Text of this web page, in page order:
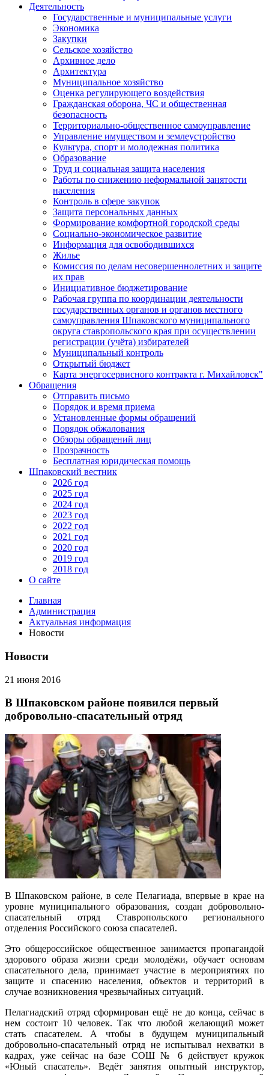
Деятельность
Государственные и муниципальные услуги
Экономика
Закупки
Сельское хозяйство
Архивное дело
Архитектура
Муниципальное хозяйство
Оценка регулирующего воздействия
Гражданская оборона, ЧС и общественная
безопасность
Территориально-общественное самоуправление
Управление имуществом и землеустройство
Культура, спорт и молодежная политика
Образование
Труд и социальная защита населения
Работы по снижению неформальной занятости
населения
Контроль в сфере закупок
Защита персональных данных
Формирование комфортной городской среды
Социально-экономическое развитие
Информация для освободившихся
Жилье
Комиссия по делам несовершеннолетних и защите
их прав
Инициативное бюджетирование
Рабочая группа по координации деятельности
государственных органов и органов местного
самоуправления Шпаковского муниципального
округа ставропольского края при осуществлении
регистрации (учёта) избирателей
Муниципальный контроль
Открытый бюджет
Карта энергосервисного контракта г. Михайловск"
Обращения
Отправить письмо
Порядок и время приема
Установленные формы обращений
Порядок обжалования
Обзоры обращений лиц
Прозрачность
Бесплатная юридическая помощь
Шпаковский вестник
2026 год
2025 год
2024 год
2023 год
2022 год
2021 год
2020 год
2019 год
2018 год
О сайте
Главная
Администрация
Актуальная информация
Новости
Новости
21 июня 2016
В Шпаковском районе появился первый
добровольно-спасательный отряд
В Шпаковском районе, в селе Пелагиада, впервые в крае на
уровне муниципального образования, создан добровольно-
спасательный отряд Ставропольского регионального
отделения Российского союза спасателей.
Это общероссийское общественное занимается пропагандой
здорового образа жизни среди молодёжи, обучает основам
спасательного дела, принимает участие в мероприятиях по
защите и спасению населения, объектов и территорий в
случае возникновения чрезвычайных ситуаций.
Пелагиадский отряд сформирован ещё не до конца, сейчас в
нем состоит 10 человек. Так что любой желающий может
стать спасателем. А чтобы в будущем муниципальный
добровольно-спасательный отряд не испытывал нехватки в
кадрах, уже сейчас на базе СОШ № 6 действует кружок
«Юный спасатель». Ведёт занятия опытный инструктор,